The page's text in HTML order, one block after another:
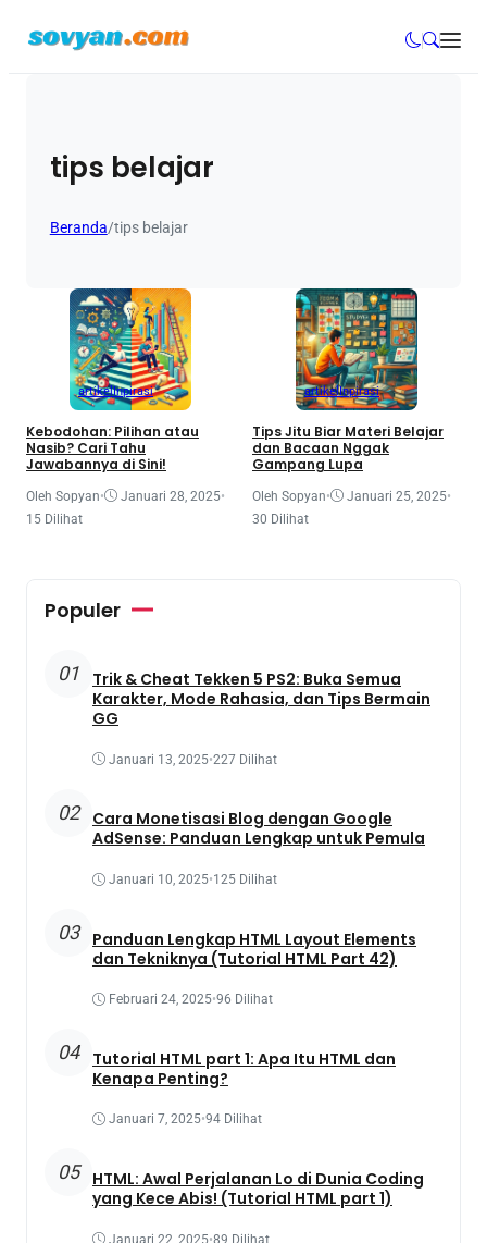
tips belajar
Beranda/tips belajar
artikelInpirasi
Kebodohan: Pilihan atau
Nasib? Cari Tahu
Jawabannya di Sini!
Oleh Sopyan• Januari 28, 2025•
15 Dilihat
artikelInpirasi
Tips Jitu Biar Materi Belajar
dan Bacaan Nggak
Gampang Lupa
Oleh Sopyan• Januari 25, 2025•
30 Dilihat
Populer
01
Trik & Cheat Tekken 5 PS2: Buka Semua
Karakter, Mode Rahasia, dan Tips Bermain
GG
Januari 13, 2025•227 Dilihat
02
Cara Monetisasi Blog dengan Google
AdSense: Panduan Lengkap untuk Pemula
Januari 10, 2025•125 Dilihat
03
Panduan Lengkap HTML Layout Elements
dan Tekniknya (Tutorial HTML Part 42)
Februari 24, 2025•96 Dilihat
04
Tutorial HTML part 1: Apa Itu HTML dan
Kenapa Penting?
Januari 7, 2025•94 Dilihat
05
HTML: Awal Perjalanan Lo di Dunia Coding
yang Kece Abis! (Tutorial HTML part 1)
Januari 22, 2025•89 Dilihat